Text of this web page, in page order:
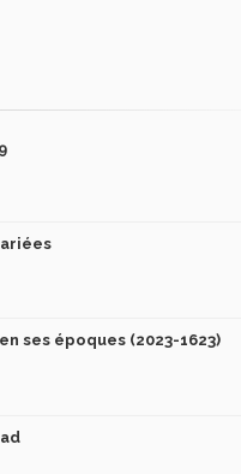
ses époques (2023-1623)